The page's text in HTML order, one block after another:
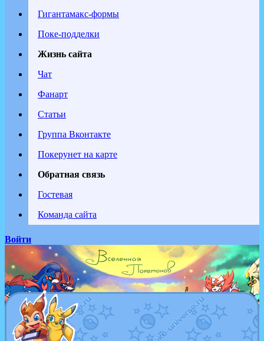
Гигантамакс-формы
Поке-подделки
Жизнь сайта
Чат
Фанарт
Статьи
Группа Вконтакте
Покерунет на карте
Обратная связь
Гостевая
Команда сайта
Войти